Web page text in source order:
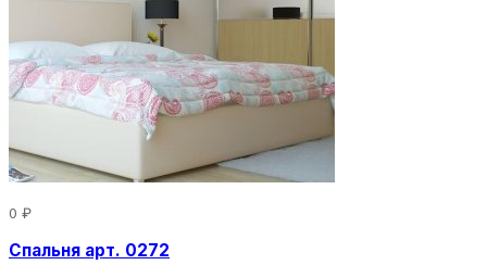
0 ₽
Спальня арт. 0272